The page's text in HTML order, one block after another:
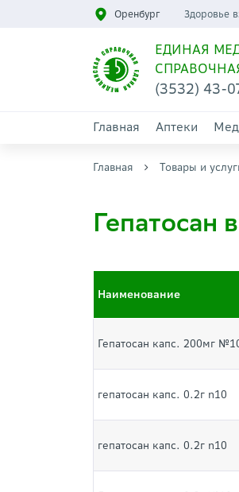
Оренбург Здоровье
ЕДИНАЯ
(3532) 43-
Главная Аптеки
Главная Товары и
Гепатосан
Наименование
Гепатосан капс. 200мг
гепатосан капс. 0.2г n10
гепатосан капс. 0.2г n10